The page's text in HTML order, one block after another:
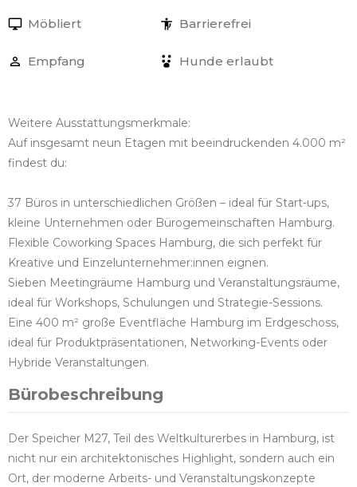
Möbliert Barrierefrei
Empfang Hunde erlaubt
Weitere Ausstattungsmerkmale:
Auf insgesamt neun Etagen mit beeindruckenden 4.000 m²
findest du:
37 Büros in unterschiedlichen Größen – ideal für Start-ups,
kleine Unternehmen oder Bürogemeinschaften Hamburg.
Flexible Coworking Spaces Hamburg, die sich perfekt für
Kreative und Einzelunternehmer:innen eignen.
Sieben Meetingräume Hamburg und Veranstaltungsräume,
ideal für Workshops, Schulungen und Strategie-Sessions.
Eine 400 m² große Eventfläche Hamburg im Erdgeschoss,
ideal für Produktpräsentationen, Networking-Events oder
Hybride Veranstaltungen.
Bürobeschreibung
Der Speicher M27, Teil des Weltkulturerbes in Hamburg, ist
nicht nur ein architektonisches Highlight, sondern auch ein
Ort, der moderne Arbeits- und Veranstaltungskonzepte